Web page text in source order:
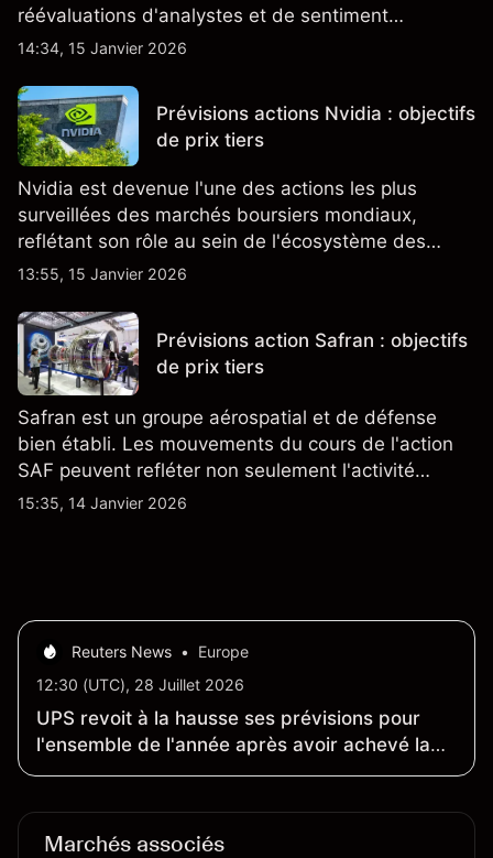
réévaluations d'analystes et de sentiment
changeant, qui ensemble aident à comprendre
14:34, 15 Janvier 2026
Prévisions actions Nvidia : objectifs
de prix tiers
Nvidia est devenue l'une des actions les plus
surveillées des marchés boursiers mondiaux,
reflétant son rôle au sein de l'écosystème des
semi-conducteurs et de l'IA.
13:55, 15 Janvier 2026
Prévisions action Safran : objectifs
de prix tiers
Safran est un groupe aérospatial et de défense
bien établi. Les mouvements du cours de l'action
SAF peuvent refléter non seulement l'activité
quotidienne du marché, mais aussi la position de
15:35, 14 Janvier 2026
Reuters News •
Europe
12:30 (UTC), 28 Juillet 2026
UPS revoit à la hausse ses prévisions pour
l'ensemble de l'année après avoir achevé la
transition des volumes d'Amazon
Marchés associés